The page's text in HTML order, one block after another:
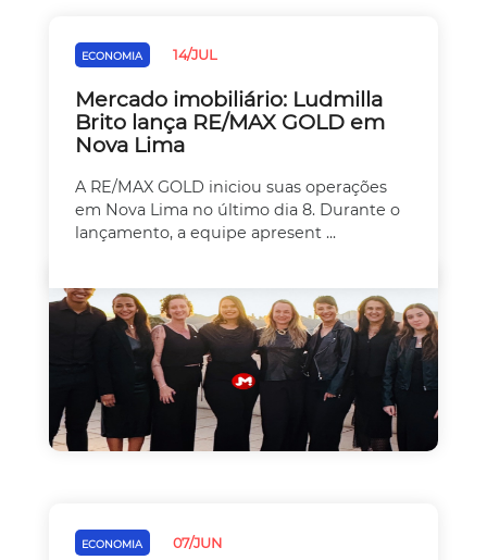
ECONOMIA 14/JUL
Mercado imobiliário: Ludmilla
Brito lança RE/MAX GOLD em
Nova Lima
A RE/MAX GOLD iniciou suas operações
em Nova Lima no último dia 8. Durante o
lançamento, a equipe apresent ...
ECONOMIA 07/JUN